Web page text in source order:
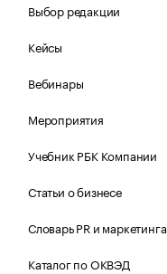
Выбор редакции
Кейсы
Вебинары
Мероприятия
Учебник РБК Компании
Статьи о бизнесе
Словарь PR и маркетинга
Каталог по ОКВЭД